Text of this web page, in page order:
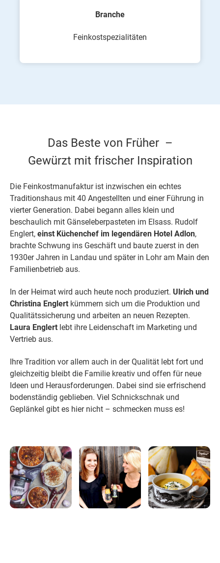
Branche
Feinkostspezialitäten
Das Beste von Früher –
Gewürzt mit frischer Inspiration
Die Feinkostmanufaktur ist inzwischen ein echtes
Traditionshaus mit 40 Angestellten und einer Führung in
vierter Generation. Dabei begann alles klein und
beschaulich mit Gänseleberpasteten im Elsass. Rudolf
Englert, einst Küchenchef im legendären Hotel Adlon,
brachte Schwung ins Geschäft und baute zuerst in den
1930er Jahren in Landau und später in Lohr am Main den
Familienbetrieb aus.
In der Heimat wird auch heute noch produziert. Ulrich und
Christina Englert kümmern sich um die Produktion und
Qualitätssicherung und arbeiten an neuen Rezepten.
Laura Englert lebt ihre Leidenschaft im Marketing und
Vertrieb aus.
Ihre Tradition vor allem auch in der Qualität lebt fort und
gleichzeitig bleibt die Familie kreativ und offen für neue
Ideen und Herausforderungen. Dabei sind sie erfrischend
bodenständig geblieben. Viel Schnickschnak und
Geplänkel gibt es hier nicht – schmecken muss es!